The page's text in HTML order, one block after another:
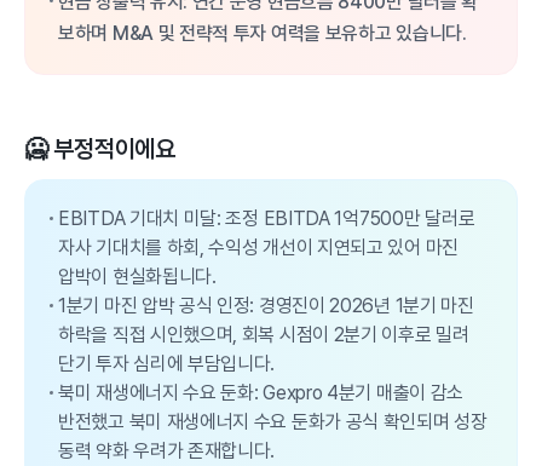
보하며 M&A 및 전략적 투자 여력을 보유하고 있습니다.
🥶 부정적이에요
EBITDA 기대치 미달: 조정 EBITDA 1억7500만 달러로
자사 기대치를 하회, 수익성 개선이 지연되고 있어 마진
압박이 현실화됩니다.
1분기 마진 압박 공식 인정: 경영진이 2026년 1분기 마진
하락을 직접 시인했으며, 회복 시점이 2분기 이후로 밀려
단기 투자 심리에 부담입니다.
북미 재생에너지 수요 둔화: Gexpro 4분기 매출이 감소
반전했고 북미 재생에너지 수요 둔화가 공식 확인되며 성장
동력 약화 우려가 존재합니다.